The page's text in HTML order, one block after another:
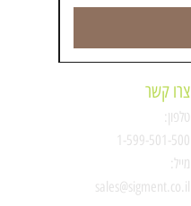
צרו קשר
טלפון:
1-599-501-500
מייל:
sales@sigment.co.il